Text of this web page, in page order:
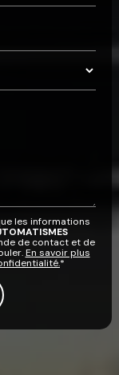
les informations
de contact et de
En savoir plus
*